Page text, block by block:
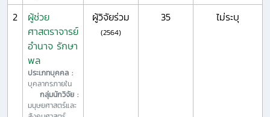
2
ผู้ช่วย
ศาสตราจารย์
อำนาจ รักษา
พล
ประเภทบุคคล :
บุคลากรภายใน
กลุ่มนักวิจัย :
มนุษยศาสตร์และ
ผู้วิจัยร่วม
(2564)
35 ไม่ระบุ